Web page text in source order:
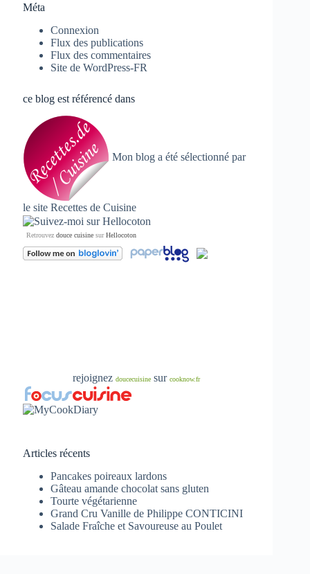
Méta
Connexion
Flux des publications
Flux des commentaires
Site de WordPress-FR
ce blog est référencé dans
Mon blog a été sélectionné par
le site Recettes de Cuisine
Retrouvez douce cuisine surHellocoton
rejoignezdoucecuisine surcooknow.fr
Articles récents
Pancakes poireaux lardons
Gâteau amande chocolat sans gluten
Tourte végétarienne
Grand Cru Vanille de Philippe CONTICINI
Salade Fraîche et Savoureuse au Poulet